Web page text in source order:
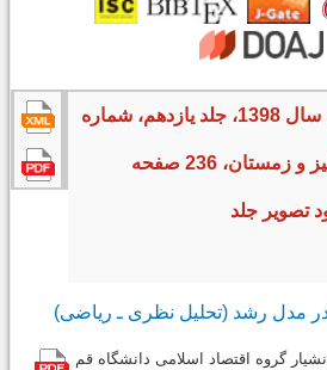
معرفت اقتصاداسلامی، سال 1398، جلد یازدهم، شماره
تصویر جلد
در مدل رشد (تحلیل نظری ـ ریاضی)
گروه اقتصاد اسلامی دانشگاه قم